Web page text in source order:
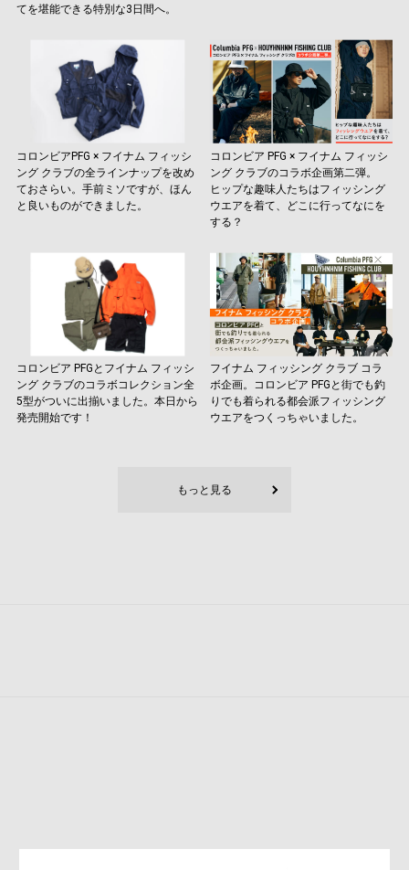
てを堪能できる特別な3日間へ。
コロンビアPFG × フイナム フィッシ
ング クラブの全ラインナップを改め
ておさらい。手前ミソですが、ほん
と良いものができました。
コロンビア PFG × フイナム フィッシ
ング クラブのコラボ企画第二弾。
ヒップな趣味人たちはフィッシング
ウエアを着て、どこに行ってなにを
する？
コロンビア PFGとフイナム フィッシ
ング クラブのコラボコレクション全
5型がついに出揃いました。本日から
発売開始です！
フイナム フィッシング クラブ コラ
ボ企画。コロンビア PFGと街でも釣
りでも着られる都会派フィッシング
ウエアをつくっちゃいました。
もっと見る